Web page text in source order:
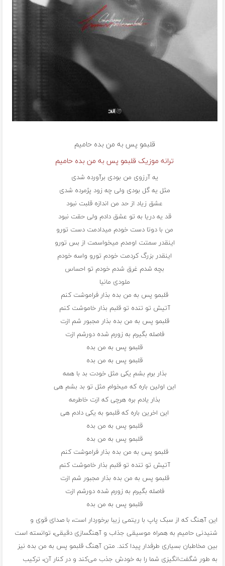
قلبمو پس به من بده حامیم
ترانه موزیک قلبمو پس به من بده حامیم
ﻳﻪ آرزوی ﻣﻦ ﺑﻮدی ﺑﺮآورده ﺷﺪی
ﻣﺜﻞ ﻳﻪ ﮔﻞ ﺑﻮدی وﻟﻰ ﭼﻪ زود ﭘﮋﻣﺮده ﺷﺪی
ﻋﺸﻖ زﻳﺎد از ﺣﺪ ﻣﻦ اﻧﺪازه ﻗﻠﺒﺖ ﻧﺒﻮد
ﻗﺪ ﻳﻪ درﻳﺎ ﺑﻪ ﺗﻮ ﻋﺸﻖ دادم وﻟﻰ ﺣﻘﺖ ﻧﺒﻮد
ﻣﻦ ﺑﺎ دوﺗﺎ دﺳﺖ ﺧﻮدم ﻣﻴﺪادﻣﺖ دﺳﺖ ﺗﻮرو
اﻳﻨﻘﺪر ﺳﻤﺘﺖ اوﻣﺪم ﻣﻴﺨﻮاﺳﻤﺖ از ﺑﺲ ﺗﻮرو
اﻳﻨﻘﺪر ﺑﺰرگ ﻛﺮدﻣﺖ ﺧﻮدم ﺗﻮرو واﺳﻪ ﺧﻮدم
ﺑﭽﻪ ﺷﺪم ﻏﺮق ﺷﺪم ﺧﻮدم ﺗﻮ اﺣﺴﺎس
ملودی مانیا
ﻗﻠﺒﻤﻮ ﭘﺲ ﺑﻪ ﻣﻦ ﺑﺪه ﺑﺬار ﻓﺮاﻣﻮﺷﺖ ﻛﻨﻢ
آﺗﻴﺶ ﺗﻮ ﺗﻨﺪه ﺗﻮ ﻗﻠﺒﻢ ﺑﺬار ﺧﺎﻣﻮﺷﺖ ﻛﻨﻢ
ﻗﻠﺒﻤﻮ ﭘﺲ ﺑﻪ ﻣﻦ ﺑﺪه ﺑﺬار ﻣﺠﺒﻮر ﺷﻢ ازت
ﻓﺎﺻﻠﻪ ﺑﮕﻴﺮم ﺑﻪ زورم ﺷﺪه دورﺷﻢ ازت
ﻗﻠﺒﻤﻮ ﭘﺲ ﺑﻪ ﻣﻦ ﺑﺪه
ﻗﻠﺒﻤﻮ ﭘﺲ ﺑﻪ ﻣﻦ ﺑﺪه
ﺑﺬار ﺑﺮم ﺑﺸﻢ ﻳﻜﻰ ﻣﺜﻞ ﺧﻮدت ﺑﺪ ﺑﺎ ﻫﻤﻪ
اﻳﻦ اوﻟﻴﻦ ﺑﺎره ﻛﻪ ﻣﻴﺨﻮام ﻣﺜﻞ ﺗﻮ ﺑﺪ ﺑﺸﻢ ﻫﻰ
ﺑﺬار ﻳﺎدم ﺑﺮه ﻫﺮﭼﻰ ﻛﻪ ازت ﺧﺎﻃﺮﻣﻪ
اﻳﻦ اﺧﺮﻳﻦ ﺑﺎره ﻛﻪ ﻗﻠﺒﻤﻮ ﺑﻪ ﻳﻜﻰ دادم ﻫﻰ
ﻗﻠﺒﻤﻮ ﭘﺲ ﺑﻪ ﻣﻦ ﺑﺪه
ﻗﻠﺒﻤﻮ ﭘﺲ ﺑﻪ ﻣﻦ ﺑﺪه
ﻗﻠﺒﻤﻮ ﭘﺲ ﺑﻪ ﻣﻦ ﺑﺪه ﺑﺬار ﻓﺮاﻣﻮﺷﺖ ﻛﻨﻢ
آﺗﻴﺶ ﺗﻮ ﺗﻨﺪه ﺗﻮ ﻗﻠﺒﻢ ﺑﺬار ﺧﺎﻣﻮﺷﺖ ﻛﻨﻢ
ﻗﻠﺒﻤﻮ ﭘﺲ ﺑﻪ ﻣﻦ ﺑﺪه ﺑﺬار ﻣﺠﺒﻮر ﺷﻢ ازت
ﻓﺎﺻﻠﻪ ﺑﮕﻴﺮم ﺑﻪ زورم ﺷﺪه دورﺷﻢ ازت
ﻗﻠﺒﻤﻮ ﭘﺲ ﺑﻪ ﻣﻦ ﺑﺪه
این آهنگ که از سبک پاپ با ریتمی زیبا برخوردار است، با صدای قوی و
شنیدنی حامیم به همراه موسیقی جذاب و آهنگسازی دقیقی، توانسته است
بین مخاطبان بسیاری طرفدار پیدا کند. متن آهنگ قلبمو پس به من بده نیز
به طور شگفت‌انگیزی شما را به خودش جذب می‌کند و در کنار آن، ترکیب